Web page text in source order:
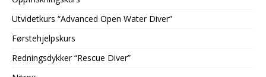
Utvidetkurs “Advanced Open Water Diver”
Førstehjelpskurs
Redningsdykker “Rescue Diver”